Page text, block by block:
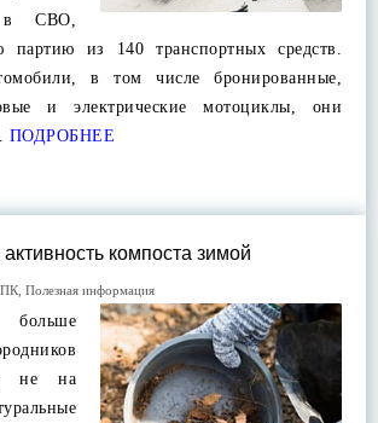
в СВО,
партию из 140 транспортных средств.
в том числе бронированные,
и электрические мотоциклы, они
ПОДРОБНЕЕ
активность компоста зимой
Полезная информация
больше
не на